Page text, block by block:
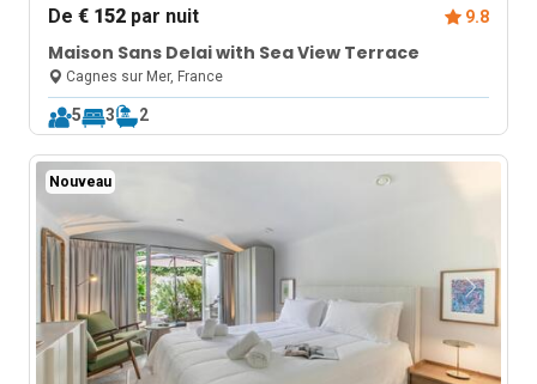
De€ 152 par nuit 9.8
Maison Sans Delai with Sea View Terrace
Cagnes sur Mer, France
5 3 2
Nouveau